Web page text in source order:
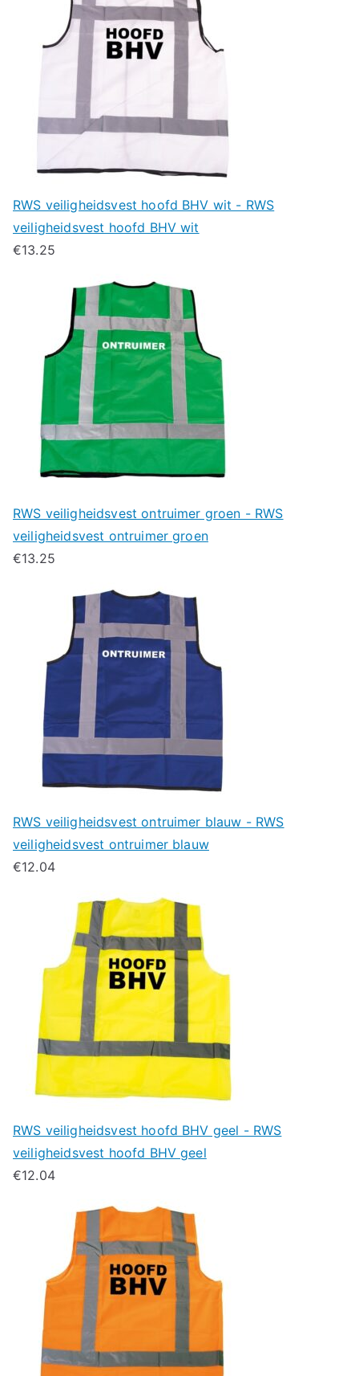
RWS veiligheidsvest hoofd BHV wit - RWS
veiligheidsvest hoofd BHV wit
€13.25
RWS veiligheidsvest ontruimer groen - RWS
veiligheidsvest ontruimer groen
€13.25
RWS veiligheidsvest ontruimer blauw - RWS
veiligheidsvest ontruimer blauw
€12.04
RWS veiligheidsvest hoofd BHV geel - RWS
veiligheidsvest hoofd BHV geel
€12.04